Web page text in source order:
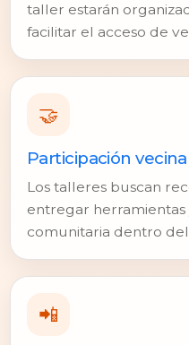
taller estarán
facilitar el acceso de
🤝
Participación
Los talleres buscan
entregar
comunitaria dentro
📲